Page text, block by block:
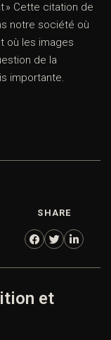
» Cette citation de
notre société où
où les images
de la
importante.
SHARE
et